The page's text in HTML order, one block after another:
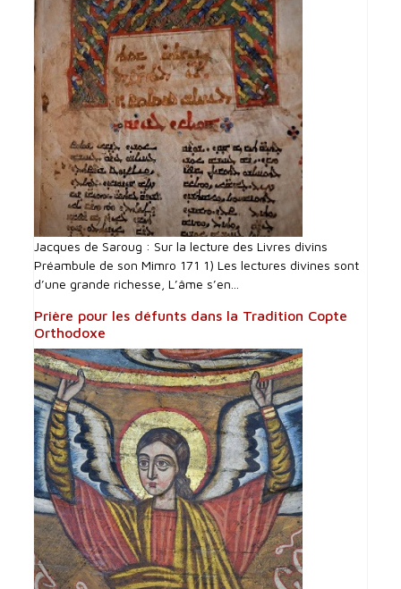
Jacques de Saroug : Sur la lecture des Livres divins
Préambule de son Mimro 171 1) Les lectures divines sont
d’une grande richesse, L’âme s’en...
Prière pour les défunts dans la Tradition Copte
Orthodoxe